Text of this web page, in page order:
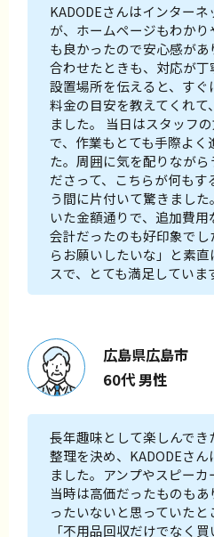
KADODEさんはインター
が、ホームページもわか
も良かったので安心感が
合わせたときも、対応が
設置場所を伝えると、す
料金の目安を教えてくれて
ました。 当日はスタッフ
で、作業もとても手際よく
た。周囲に気を配りながら
ださって、こちらが何も
う間に片付いて驚きまし
いた金額通りで、追加費
会計だったのも好印象で
らお願いしたいな」と素
スで、とても満足していま
広島県広島市
60代 男性
長年趣味として楽しんでき
整理を決め、KADODEさ
ました。アンプやスピーカ
当時は高価だったものも
ったいないと思っていたと
「不用品回収だけでなく